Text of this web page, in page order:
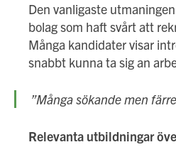
Den vanligaste
bolag som haft svårt att
Många kandidater visar
snabbt kunna ta sig an
”Många sökande men
Relevanta utbildningar